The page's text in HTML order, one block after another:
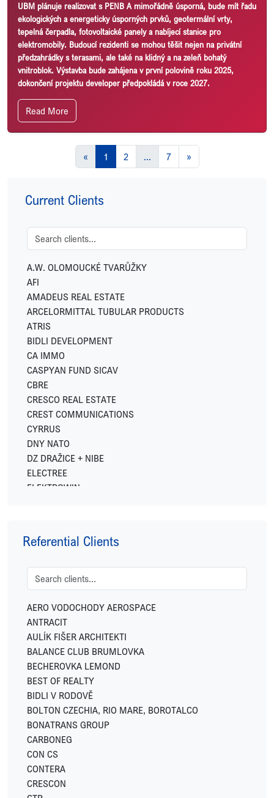
UBM plánuje realizovat s PENB A mimořádně úsporná, bude mít řadu
ekologických a energeticky úsporných prvků, geotermální vrty,
tepelná čerpadla, fotovoltaické panely a nabíjecí stanice pro
elektromobily. Budoucí rezidenti se mohou těšit nejen na privátní
předzahrádky s terasami, ale také na klidný a na zeleň bohatý
vnitroblok. Výstavba bude zahájena v první polovině roku 2025,
dokončení projektu developer předpokládá v roce 2027.
Read More
« 1 2 ... 7 »
Current Clients
A.W. OLOMOUCKÉ TVARŮŽKY
AFI
AMADEUS REAL ESTATE
ARCELORMITTAL TUBULAR PRODUCTS
ATRIS
BIDLI DEVELOPMENT
CA IMMO
CASPYAN FUND SICAV
CBRE
CRESCO REAL ESTATE
CREST COMMUNICATIONS
CYRRUS
DNY NATO
DZ DRAŽICE + NIBE
ELECTREE
ELEKTROWIN
FIDELITY INTERNATIONAL
FUTTEC
GEMO
GEOSAN DEVELOPMENT
GREENBUDDIES
HOME CREDIT
HSF SYSTEM
HUISMAN
IKONIX
IN CATERING
INVESCO
JC-Metal
LEKVI DEVELOPMENT
LINKCITY
LOGICOR
LOXONE
Referential Clients
AERO VODOCHODY AEROSPACE
ANTRACIT
AULÍK FIŠER ARCHITEKTI
BALANCE CLUB BRUMLOVKA
BECHEROVKA LEMOND
BEST OF REALTY
BIDLI V RODOVĚ
BOLTON CZECHIA, RIO MARE, BOROTALCO
BONATRANS GROUP
CARBONEG
CON CS
CONTERA
CRESCON